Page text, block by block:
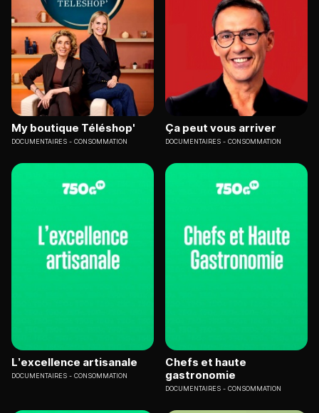
My boutique Téléshop'
DOCUMENTAIRES CONSOMMATION
Ça peut vous arriver
DOCUMENTAIRES CONSOMMATION
L’excellence artisanale
DOCUMENTAIRES CONSOMMATION
Chefs et haute
gastronomie
DOCUMENTAIRES CONSOMMATION